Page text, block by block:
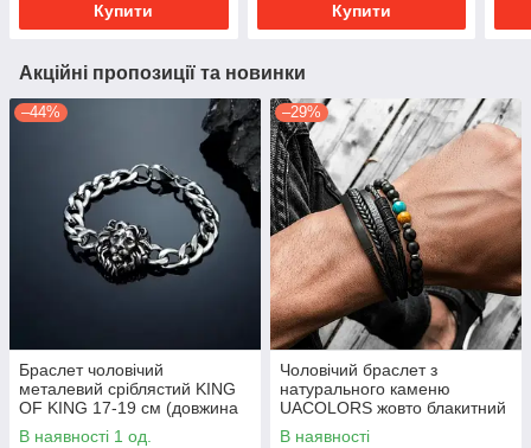
Купити Купити
Акційні пропозиції та новинки
–44%
Браслет чоловічий
металевий сріблястий KING
OF KING 17-19 см (довжина
21 см)
В наявності 1 од.
–29%
Чоловічий браслет з
натурального каменю
UACOLORS жовто блакитний
В наявності